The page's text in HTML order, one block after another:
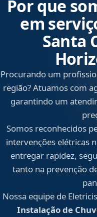
Por que
em
Santa
Procurando um
região? Atuamos com
garantindo um
Somos reconhecidos
intervenções elétricas
entregar rapidez,
tanto na prevenção
Nossa equipe de
Instalação de